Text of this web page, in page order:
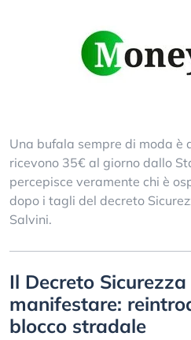
Una bufala sempre di moda è
ricevono 35€ al giorno dallo
percepisce veramente chi è
dopo i tagli del decreto
Salvini.
Il Decreto
manifestare:
blocco stradale